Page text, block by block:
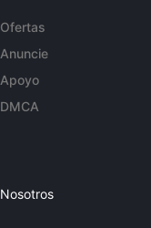
Ofertas
Anuncie
Apoyo
DMCA
Nosotros